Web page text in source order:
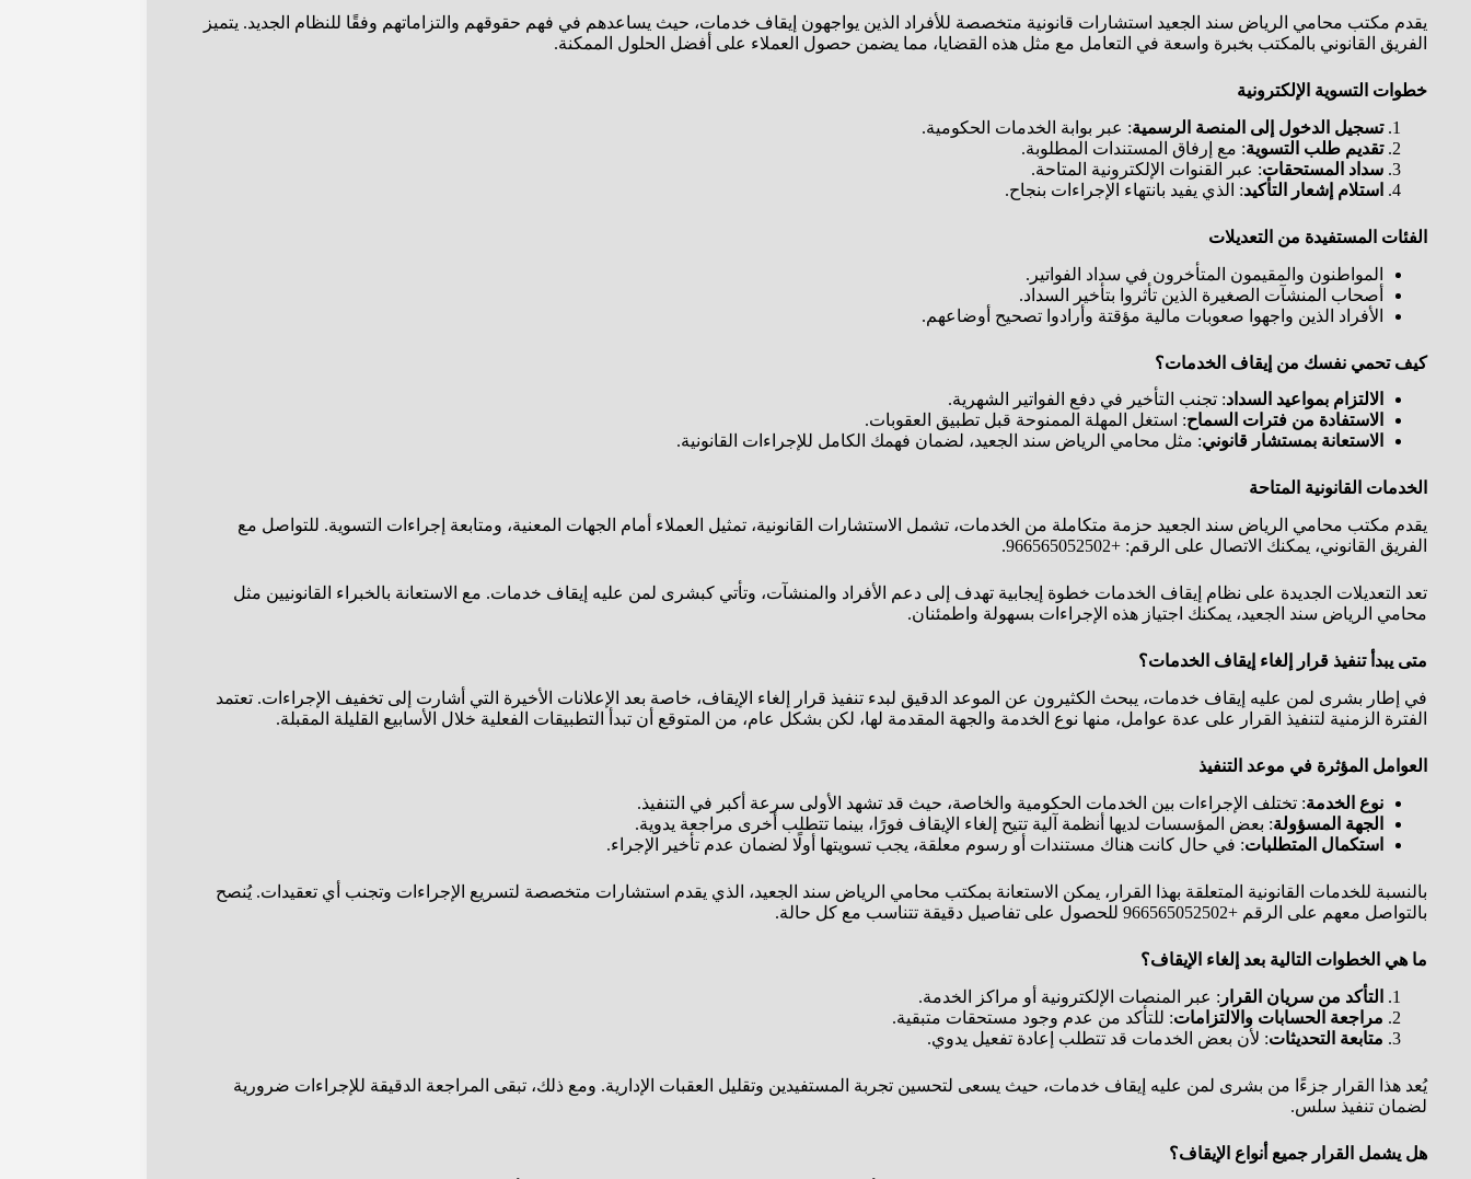
يقدم مكتب محامي الرياض سند الجعيد استشارات قانونية متخصصة للأفراد الذين يواجهون إيقاف خدمات، حيث يساعدهم في فهم حقوقهم والتزاماتهم وفقًا للنظام الجديد. يتميز
الفريق القانوني بالمكتب بخبرة واسعة في التعامل مع مثل هذه القضايا، مما يضمن حصول العملاء على أفضل الحلول الممكنة.
خطوات التسوية الإلكترونية
تسجيل الدخول إلى المنصة الرسمية: عبر بوابة الخدمات الحكومية.
تقديم طلب التسوية: مع إرفاق المستندات المطلوبة.
سداد المستحقات: عبر القنوات الإلكترونية المتاحة.
استلام إشعار التأكيد: الذي يفيد بانتهاء الإجراءات بنجاح.
الفئات المستفيدة من التعديلات
المواطنون والمقيمون المتأخرون في سداد الفواتير.
أصحاب المنشآت الصغيرة الذين تأثروا بتأخير السداد.
الأفراد الذين واجهوا صعوبات مالية مؤقتة وأرادوا تصحيح أوضاعهم.
كيف تحمي نفسك من إيقاف الخدمات؟
الالتزام بمواعيد السداد: تجنب التأخير في دفع الفواتير الشهرية.
الاستفادة من فترات السماح: استغل المهلة الممنوحة قبل تطبيق العقوبات.
الاستعانة بمستشار قانوني: مثل محامي الرياض سند الجعيد، لضمان فهمك الكامل للإجراءات القانونية.
الخدمات القانونية المتاحة
يقدم مكتب محامي الرياض سند الجعيد حزمة متكاملة من الخدمات، تشمل الاستشارات القانونية، تمثيل العملاء أمام الجهات المعنية، ومتابعة إجراءات التسوية. للتواصل مع
الفريق القانوني، يمكنك الاتصال على الرقم: +966565052502.
تعد التعديلات الجديدة على نظام إيقاف الخدمات خطوة إيجابية تهدف إلى دعم الأفراد والمنشآت، وتأتي كبشرى لمن عليه إيقاف خدمات. مع الاستعانة بالخبراء القانونيين مثل
محامي الرياض سند الجعيد، يمكنك اجتياز هذه الإجراءات بسهولة واطمئنان.
متى يبدأ تنفيذ قرار إلغاء إيقاف الخدمات؟
في إطار بشرى لمن عليه إيقاف خدمات، يبحث الكثيرون عن الموعد الدقيق لبدء تنفيذ قرار إلغاء الإيقاف، خاصة بعد الإعلانات الأخيرة التي أشارت إلى تخفيف الإجراءات. تعتمد
الفترة الزمنية لتنفيذ القرار على عدة عوامل، منها نوع الخدمة والجهة المقدمة لها، لكن بشكل عام، من المتوقع أن تبدأ التطبيقات الفعلية خلال الأسابيع القليلة المقبلة.
العوامل المؤثرة في موعد التنفيذ
نوع الخدمة: تختلف الإجراءات بين الخدمات الحكومية والخاصة، حيث قد تشهد الأولى سرعة أكبر في التنفيذ.
الجهة المسؤولة: بعض المؤسسات لديها أنظمة آلية تتيح إلغاء الإيقاف فورًا، بينما تتطلب أخرى مراجعة يدوية.
استكمال المتطلبات: في حال كانت هناك مستندات أو رسوم معلقة، يجب تسويتها أولًا لضمان عدم تأخير الإجراء.
بالنسبة للخدمات القانونية المتعلقة بهذا القرار، يمكن الاستعانة بمكتب محامي الرياض سند الجعيد، الذي يقدم استشارات متخصصة لتسريع الإجراءات وتجنب أي تعقيدات. يُنصح
بالتواصل معهم على الرقم +966565052502 للحصول على تفاصيل دقيقة تتناسب مع كل حالة.
ما هي الخطوات التالية بعد إلغاء الإيقاف؟
التأكد من سريان القرار : عبر المنصات الإلكترونية أو مراكز الخدمة.
مراجعة الحسابات والالتزامات: للتأكد من عدم وجود مستحقات متبقية.
متابعة التحديثات: لأن بعض الخدمات قد تتطلب إعادة تفعيل يدوي.
يُعد هذا القرار جزءًا من بشرى لمن عليه إيقاف خدمات، حيث يسعى لتحسين تجربة المستفيدين وتقليل العقبات الإدارية. ومع ذلك، تبقى المراجعة الدقيقة للإجراءات ضرورية
لضمان تنفيذ سلس.
هل يشمل القرار جميع أنواع الإيقاف؟